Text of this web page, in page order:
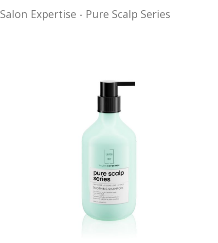
Salon Expertise - Pure Scalp Series